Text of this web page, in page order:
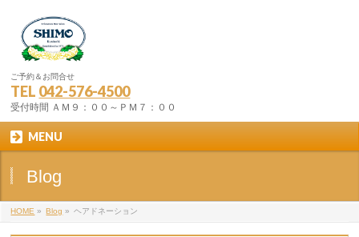
ご予約＆お問合せ
TEL 042-576-4500
受付時間 ＡＭ９：００～ＰＭ７：００
MENU
Blog
HOME » Blog » ヘアドネーション